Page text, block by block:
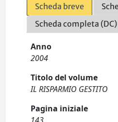
Scheda breve
Scheda completa (DC)
Anno
2004
Titolo del volume
IL RISPARMIO GESTITO
Pagina iniziale